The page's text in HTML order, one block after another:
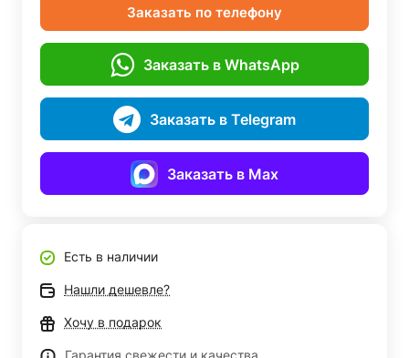
Заказать по телефону
Заказать в WhatsApp
Заказать в Telegram
Заказать в Max
Есть в наличии
Нашли дешевле?
Хочу в подарок
Гарантия свежести и качества